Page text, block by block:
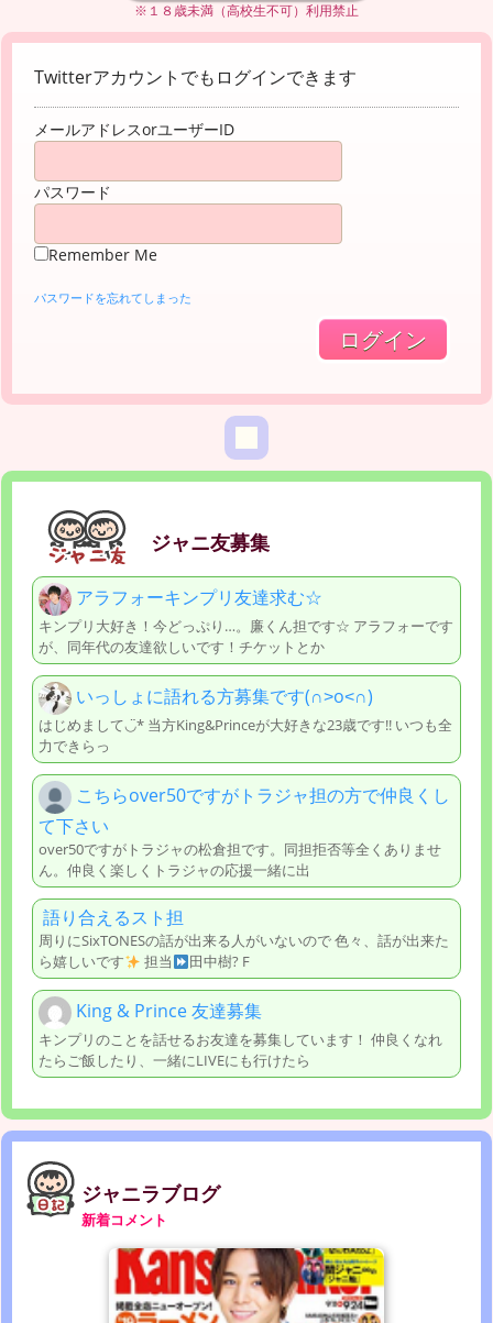
※１８歳未満（高校生不可）利用禁止
Twitterアカウントでもログインできます
メールアドレスorユーザーID
パスワード
Remember Me
パスワードを忘れてしまった
ジャニ友募集
アラフォーキンプリ友達求む☆
キンプリ大好き！今どっぷり…。廉くん担です☆ アラフォーです
が、同年代の友達欲しいです！チケットとか
いっしょに語れる方募集です(∩˃o˂∩)
はじめまして◡̈︎* 当方King&Princeが大好きな23歳です!! いつも全
力できらっ
こちらover50ですがトラジャ担の方で仲良くし
て下さい
over50ですがトラジャの松倉担です。同担拒否等全くありませ
ん。仲良く楽しくトラジャの応援一緒に出
語り合えるスト担
周りにSixTONESの話が出来る人がいないので 色々、話が出来た
ら嬉しいです
担当 田中樹? F
King & Prince 友達募集
キンプリのことを話せるお友達を募集しています！ 仲良くなれ
たらご飯したり、一緒にLIVEにも行けたら
ジャニラブログ
新着コメント